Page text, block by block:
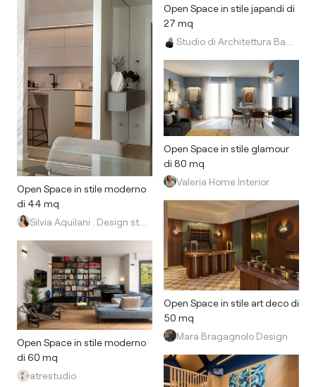
Open Space in stile moderno
di 44 mq
Open Space in stile moderno
di 60 mq
atrestudio
Open Space in stile japandi di
27 mq
Open Space in stile glamour
di 80 mq
Valeria Home Interior
Open Space in stile art deco di
50 mq
Mara Bragagnolo Design